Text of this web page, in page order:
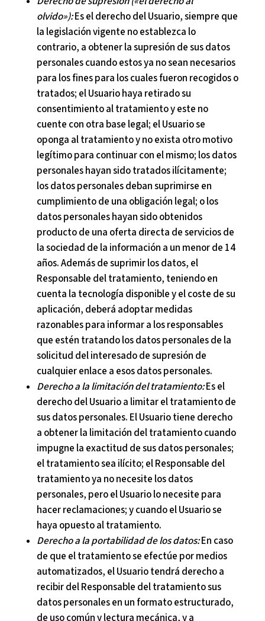
olvido»):Es el derecho del Usuario, siempre que
la legislación vigente no establezca lo
contrario, a obtener la supresión de sus datos
personales cuando estos ya no sean necesarios
para los fines para los cuales fueron recogidos o
tratados; el Usuario haya retirado su
consentimiento al tratamiento y este no
cuente con otra base legal; el Usuario se
oponga al tratamiento y no exista otro motivo
legítimo para continuar con el mismo; los datos
personales hayan sido tratados ilícitamente;
los datos personales deban suprimirse en
cumplimiento de una obligación legal; o los
datos personales hayan sido obtenidos
producto de una oferta directa de servicios de
la sociedad de la información a un menor de 14
años. Además de suprimir los datos, el
Responsable del tratamiento, teniendo en
cuenta la tecnología disponible y el coste de su
aplicación, deberá adoptar medidas
razonables para informar a los responsables
que estén tratando los datos personales de la
solicitud del interesado de supresión de
cualquier enlace a esos datos personales.
Derecho a la limitación del tratamiento:Es el
derecho del Usuario a limitar el tratamiento de
sus datos personales. El Usuario tiene derecho
a obtener la limitación del tratamiento cuando
impugne la exactitud de sus datos personales;
el tratamiento sea ilícito; el Responsable del
tratamiento ya no necesite los datos
personales, pero el Usuario lo necesite para
hacer reclamaciones; y cuando el Usuario se
haya opuesto al tratamiento.
Derecho a la portabilidad de los datos:En caso
de que el tratamiento se efectúe por medios
automatizados, el Usuario tendrá derecho a
recibir del Responsable del tratamiento sus
datos personales en un formato estructurado,
de uso común y lectura mecánica, y a